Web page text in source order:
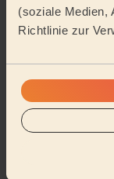
(soziale Medien,
Richtlinie zur